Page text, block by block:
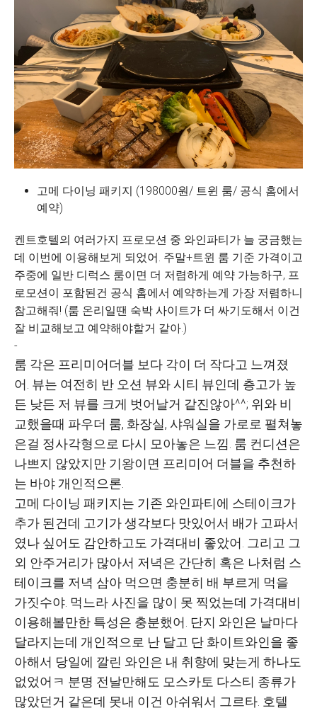
고메 다이닝 패키지 (198000원/ 트윈 룸/ 공식 홈에서
예약)
켄트호텔의 여러가지 프로모션 중 와인파티가 늘 궁금했는
데 이번에 이용해보게 되었어. 주말+트윈 룸 기준 가격이고
주중에 일반 디럭스 룸이면 더 저렴하게 예약 가능하구, 프
로모션이 포함된건 공식 홈에서 예약하는게 가장 저렴하니
참고해줘! (룸 온리일땐 숙박 사이트가 더 싸기도해서 이건
잘 비교해보고 예약해야할거 같아.)
-
룸 각은 프리미어더블 보다 각이 더 작다고 느껴졌
어. 뷰는 여전히 반 오션 뷰와 시티 뷰인데 층고가 높
든 낮든 저 뷰를 크게 벗어날거 같진않아^^; 위와 비
교했을때 파우더 룸, 화장실, 샤워실을 가로로 펼쳐놓
은걸 정사각형으로 다시 모아놓은 느낌. 룸 컨디션은
나쁘지 않았지만 기왕이면 프리미어 더블을 추천하
는 바야 개인적으론.
고메 다이닝 패키지는 기존 와인파티에 스테이크가
추가 된건데 고기가 생각보다 맛있어서 배가 고파서
였나 싶어도 감안하고도 가격대비 좋았어. 그리고 그
외 안주거리가 많아서 저녁은 간단히 혹은 나처럼 스
테이크를 저녁 삼아 먹으면 충분히 배 부르게 먹을
가짓수야. 먹느라 사진을 많이 못 찍었는데 가격대비
이용해볼만한 특성은 충분했어. 단지 와인은 날마다
달라지는데 개인적으로 난 달고 단 화이트와인을 좋
아해서 당일에 깔린 와인은 내 취향에 맞는게 하나도
없었어ㅋ 분명 전날만해도 모스카토 다스티 종류가
많았던거 같은데 못내 이건 아쉬워서 그르타. 호텔